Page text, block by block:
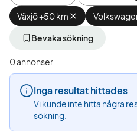
Växjö +50 km Ta
bort
aktivt
(Plats)
Bevaka sökning
0 annonser
Inga resultat hittades
Vi kunde inte hitta några
sökning.